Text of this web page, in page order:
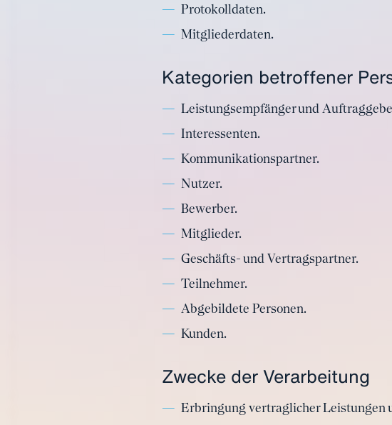
Protokolldaten.
Mitgliederdaten.
Kategorien betroffener
Leistungsempfänger und
Interessenten.
Kommunikationspartner.
Nutzer.
Bewerber.
Mitglieder.
Geschäfts- und Vertragspartner.
Teilnehmer.
Abgebildete Personen.
Kunden.
Zwecke der Verarbeitung
Erbringung vertraglicher Leistungen